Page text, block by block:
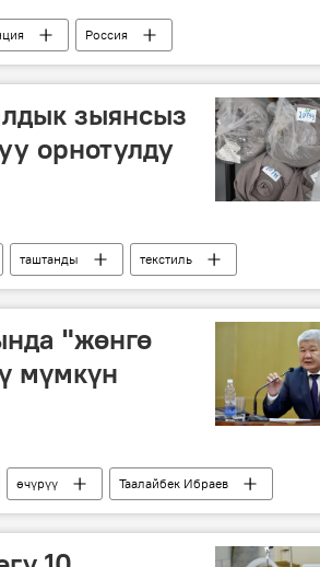
Россия
зыянсыз
орнотулду
таштанды
текстиль
"жөнгө
мүмкүн
өчүрүү Таалайбек Ибраев